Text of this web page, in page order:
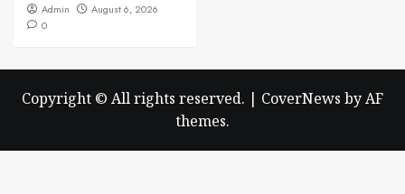
Admin
August 6, 2026
0
Copyright © All rights reserved. | CoverNews by AF
themes.